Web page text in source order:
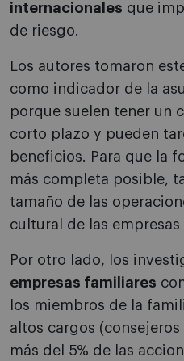
internacionales que
de riesgo.
Los autores tomaron
como indicador de la
porque suelen tener un
corto plazo y pueden
beneficios. Para que la
más completa posible,
tamaño de las
cultural de las
Por otro lado, los
empresas familiares
los miembros de la
altos cargos
más del 5% de las